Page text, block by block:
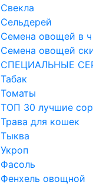
Свекла
Сельдерей
Семена овощей в ч
Семена овощей
СПЕЦИАЛЬНЫЕ
Табак
Томаты
ТОП 30 лучшие
Трава для кошек
Тыква
Укроп
Фасоль
Фенхель овощной